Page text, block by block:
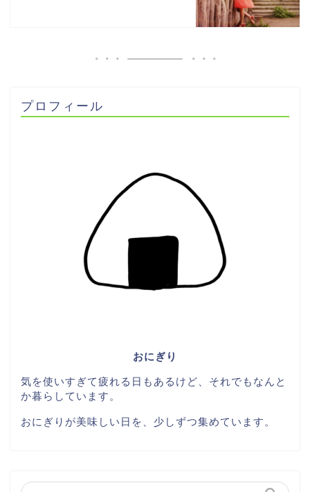
プロフィール
おにぎり
気を使いすぎて疲れる日もあるけど、それでもなんと
か暮らしています。
おにぎりが美味しい日を、少しずつ集めています。